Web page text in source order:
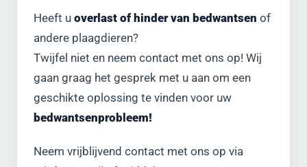
Heeft u overlast of hinder van bedwantsen of
andere plaagdieren?
Twijfel niet en neem contact met ons op! Wij
gaan graag het gesprek met u aan om een
geschikte oplossing te vinden voor uw
bedwantsenprobleem!
Neem vrijblijvend contact met ons op via